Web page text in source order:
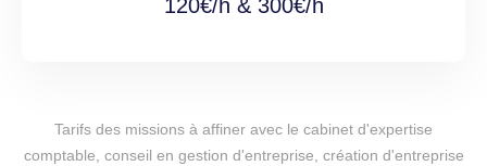
120€/h & 300€/h
Tarifs des missions à affiner avec le cabinet d'expertise
comptable, conseil en gestion d'entreprise, création d'entreprise